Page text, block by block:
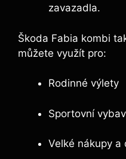
zavazadla.
Škoda Fabia kombi
můžete využít pro:
Rodinné výlety
Sportovní
Velké nákupy